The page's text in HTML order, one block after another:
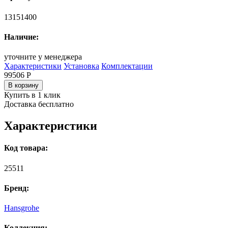
13151400
Наличие:
уточните у менеджера
Характеристики Установка Комплектации
99506 Р
В корзину
Купить в 1 клик
Доставка бесплатно
Характеристики
Код товара:
25511
Бренд:
Hansgrohe